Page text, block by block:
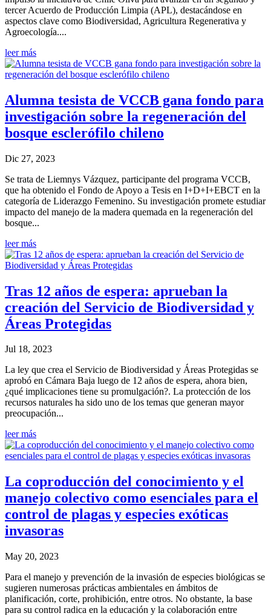
tercer Acuerdo de Producción Limpia (APL), destacándose en
aspectos clave como Biodiversidad, Agricultura Regenerativa y
Agroecología....
leer más
Alumna tesista de VCCB gana fondo para
investigación sobre la regeneración del
bosque esclerófilo chileno
Dic 27, 2023
Se trata de Liemnys Vázquez, participante del programa VCCB,
que ha obtenido el Fondo de Apoyo a Tesis en I+D+I+EBCT en la
categoría de Liderazgo Femenino. Su investigación promete estudiar
impacto del manejo de la madera quemada en la regeneración del
bosque...
leer más
Tras 12 años de espera: aprueban la
creación del Servicio de Biodiversidad y
Áreas Protegidas
Jul 18, 2023
La ley que crea el Servicio de Biodiversidad y Áreas Protegidas se
aprobó en Cámara Baja luego de 12 años de espera, ahora bien,
¿qué implicaciones tiene su promulgación?. La protección de los
recursos naturales ha sido uno de los temas que generan mayor
preocupación...
leer más
La coproducción del conocimiento y el
manejo colectivo como esenciales para el
control de plagas y especies exóticas
invasoras
May 20, 2023
Para el manejo y prevención de la invasión de especies biológicas se
sugieren numerosas prácticas ambientales en ámbitos de
planificación, corte, prohibición, entre otros. No obstante, la base
para su control radica en la educación y la colaboración entre